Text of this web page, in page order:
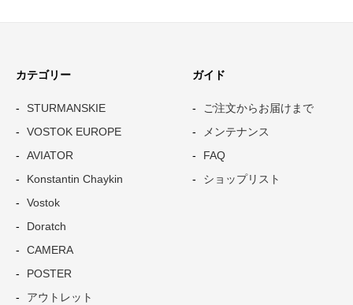
カテゴリー
STURMANSKIE
VOSTOK EUROPE
AVIATOR
Konstantin Chaykin
Vostok
Doratch
CAMERA
POSTER
アウトレット
ガイド
ご注文からお届けまで
メンテナンス
FAQ
ショップリスト